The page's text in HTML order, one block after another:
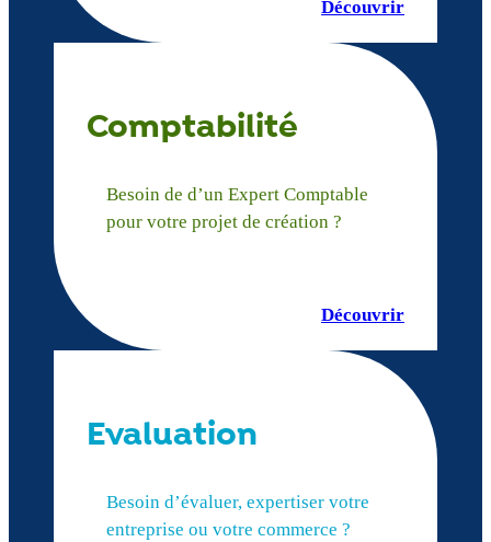
Découvrir
Comptabilité
Besoin de d’un Expert Comptable
pour votre projet de création ?
Découvrir
Evaluation
Besoin d’évaluer, expertiser votre
entreprise ou votre commerce ?